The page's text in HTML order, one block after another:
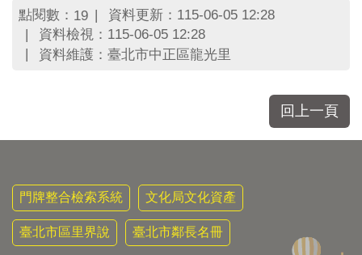
點閱數： 19
資料更新：115-06-05 12:28
資料檢視：115-06-05 12:28
資料維護：臺北市中正區龍光里
回上一頁
門牌整合檢索系統 文化局文化資產
臺北市區里界說 臺北市鄰長名冊